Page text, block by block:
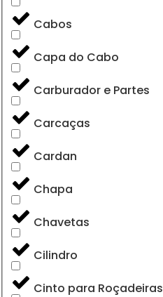
Cabos
Capa do Cabo
Carburador e Partes
Carcaças
Cardan
Chapa
Chavetas
Cilindro
Cinto para Roçadeiras